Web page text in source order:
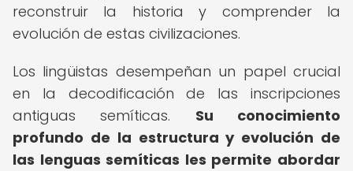
reconstruir la historia y comprender la
evolución de estas civilizaciones.
Los lingüistas desempeñan un papel crucial
en la decodificación de las inscripciones
antiguas semíticas. Su conocimiento
profundo de la estructura y evolución de
las lenguas semíticas les permite abordar